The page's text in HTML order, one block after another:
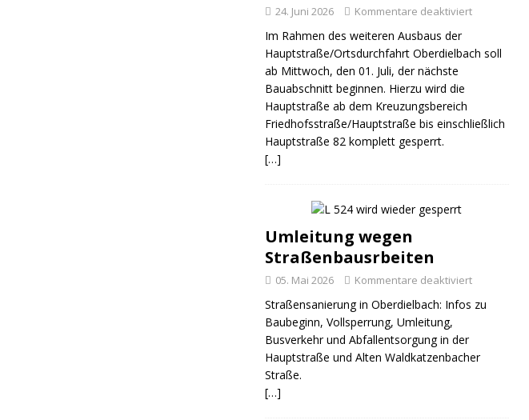
24. Juni 2026 Kommentare deaktiviert
Im Rahmen des weiteren Ausbaus der
Hauptstraße/Ortsdurchfahrt Oberdielbach soll
ab Mittwoch, den 01. Juli, der nächste
Bauabschnitt beginnen. Hierzu wird die
Hauptstraße ab dem Kreuzungsbereich
Friedhofsstraße/Hauptstraße bis einschließlich
Hauptstraße 82 komplett gesperrt.
[…]
Umleitung wegen
Straßenbausrbeiten
05. Mai 2026 Kommentare deaktiviert
Straßensanierung in Oberdielbach: Infos zu
Baubeginn, Vollsperrung, Umleitung,
Busverkehr und Abfallentsorgung in der
Hauptstraße und Alten Waldkatzenbacher
Straße.
[…]